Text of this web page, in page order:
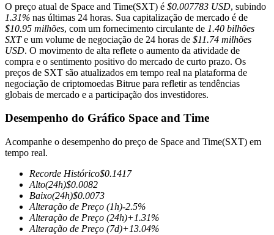
Futuros COIN-M
Futuros de criptomoeda
TradFi
Derivativos de ações, câmbio, metais preciosos e commodities
O preço atual de Space and Time(SXT) é $0.007783 USD, subindo
1.31% nas últimas 24 horas. Sua capitalização de mercado é de
$10.95 milhões, com um fornecimento circulante de 1.40 bilhões
SXTe um volume de negociação de 24 horas de $11.74 milhões
USD. O movimento de alta reflete o aumento da atividade de
compra e o sentimento positivo do mercado de curto prazo. Os
preços de SXT são atualizados em tempo real na plataforma de
negociação de criptomoedas Bitrue para refletir as tendências
globais de mercado e a participação dos investidores.
Desempenho do Gráfico Space and Time
Acompanhe o desempenho do preço de Space and Time(SXT) em
tempo real.
Recorde Histórico$0.1417
Alto(24h)$0.0082
Baixo(24h)$0.0073
Alteração de Preço (1h)-2.5%
Alteração de Preço (24h)+1.31%
Alteração de Preço (7d)+13.04%